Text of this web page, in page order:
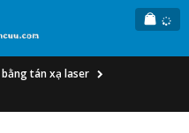
tán xạ laser